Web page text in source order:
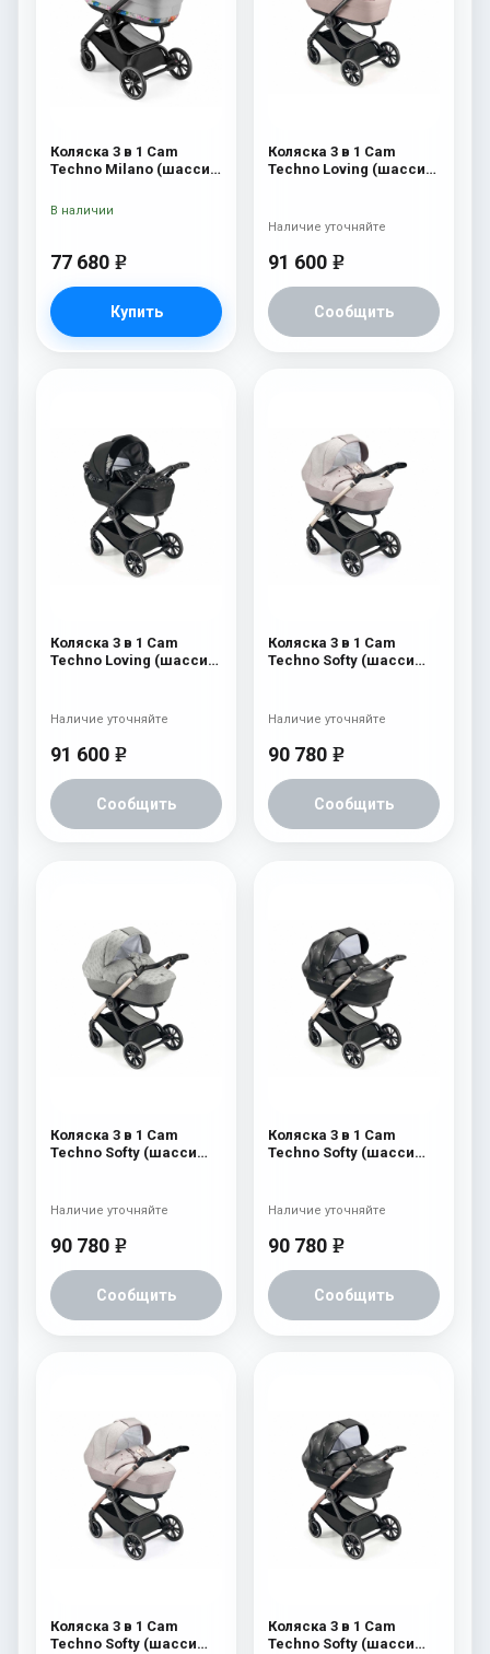
Коляска 3 в 1 Cam
Techno Milano (шасси
77 680 e
Купить
В наличии
Коляска 3 в 1 Cam
Techno Loving (шасси
91 600 e
Сообщить
Наличие уточняйте
Коляска 3 в 1 Cam
Techno Loving (шасси
91 600 e
Сообщить
Наличие уточняйте
Коляска 3 в 1 Cam
Techno Softy (шасси
90 780 e
Сообщить
Наличие уточняйте
Коляска 3 в 1 Cam
Techno Softy (шасси
90 780 e
Сообщить
Наличие уточняйте
Коляска 3 в 1 Cam
Techno Softy (шасси
90 780 e
Сообщить
Наличие уточняйте
Коляска 3 в 1 Cam
Techno Softy (шасси
Коляска 3 в 1 Cam
Techno Softy (шасси